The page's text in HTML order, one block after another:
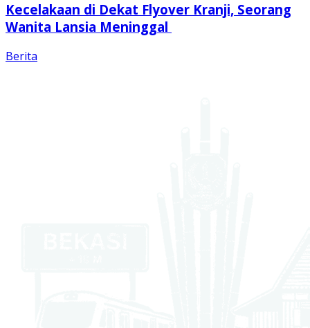
Kecelakaan di Dekat Flyover Kranji, Seorang
Wanita Lansia Meninggal
Berita